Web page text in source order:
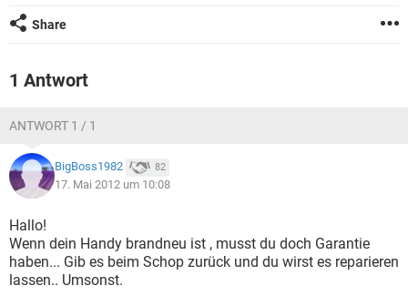
Share
1 Antwort
ANTWORT 1 / 1
BigBoss1982 82
17. Mai 2012 um 10:08
Hallo!
Wenn dein Handy brandneu ist , musst du doch Garantie
haben... Gib es beim Schop zurück und du wirst es reparieren
lassen.. Umsonst.